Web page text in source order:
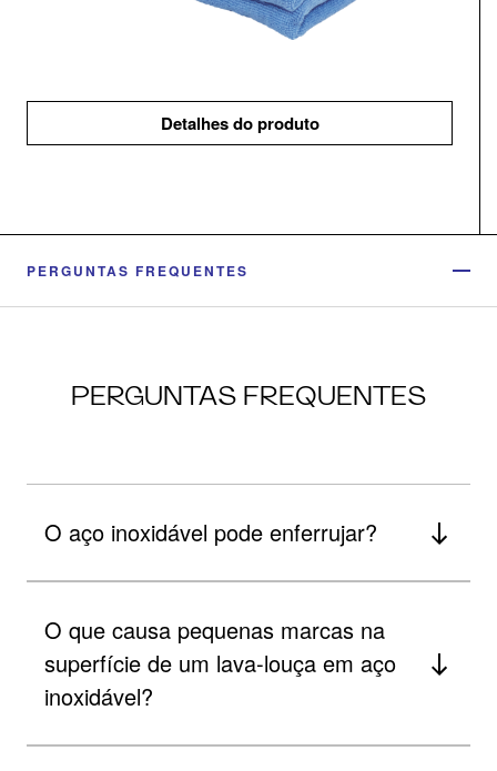
Detalhes do produto
PERGUNTAS FREQUENTES
PERGUNTAS FREQUENTES
O aço inoxidável pode enferrujar?
O que causa pequenas marcas na
superfície de um lava-louça em aço
inoxidável?